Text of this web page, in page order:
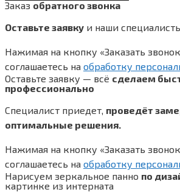
Заказ обратного звонка
Оставьте заявку и наши
Нажимая на кнопку «Заказать
соглашаетесь на обработку
Оставьте заявку — всё сделаем
профессионально
Специалист приедет, проведёт
оптимальные решения.
Нажимая на кнопку «Заказать
соглашаетесь на обработку
Нарисуем зеркальное панно по
картинке из интерната